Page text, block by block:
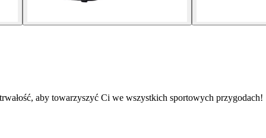
aby towarzyszyć Ci we wszystkich sportowych przygodach!